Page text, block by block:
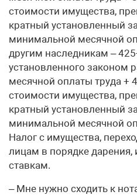
стоимости имущества,
кратный установленный
минимальной месячной
другим наследникам –
установленного законом
месячной оплаты труда +
стоимости имущества,
кратный установленный
минимальной месячной
Налог с имущества,
лицам в порядке дарения,
ставкам.
– Мне нужно сходить к